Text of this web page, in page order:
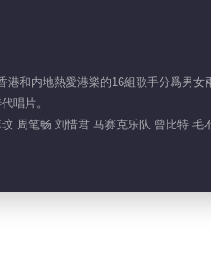
和内地熱愛港樂的16組歌手分爲男女
唱片。
周笔畅 刘惜君 马赛克乐队 曾比特 毛